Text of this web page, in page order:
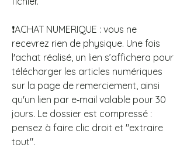
❗ACHAT NUMERIQUE : vous ne
recevrez rien de physique. Une fois
l'achat réalisé, un lien s’affichera pour
télécharger les articles numériques
sur la page de remerciement, ainsi
qu'un lien par e‑mail valable pour 30
jours. Le dossier est compressé :
pensez à faire clic droit et "extraire
tout".